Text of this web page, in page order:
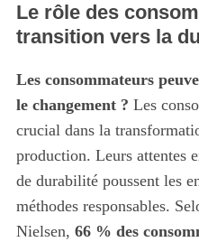
Le rôle des
transition vers la
Les consommateurs
le changement ? Les
crucial dans la
production. Leurs attentes
de durabilité poussent les
méthodes responsables.
Nielsen, 66 % des